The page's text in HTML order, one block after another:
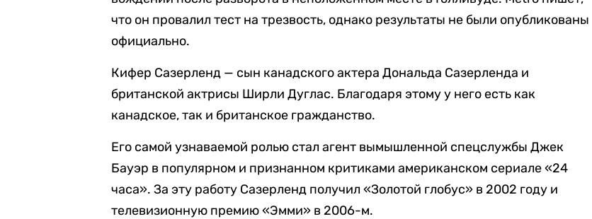
что он провалил тест на трезвость, однако результаты не были опубликованы
официально.
Кифер Сазерленд — сын канадского актера Дональда Сазерленда и
британской актрисы Ширли Дуглас. Благодаря этому у него есть как
канадское, так и британское гражданство.
Его самой узнаваемой ролью стал агент вымышленной спецслужбы Джек
Бауэр в популярном и признанном критиками американском сериале «24
часа». За эту работу Сазерленд получил «Золотой глобус» в 2002 году и
телевизионную премию «Эмми» в 2006-м.